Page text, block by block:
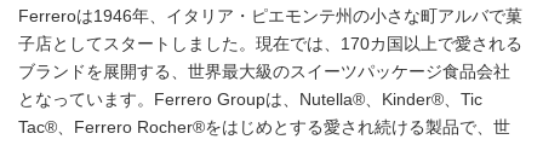
Ferreroは1946年、イタリア・ピエモンテ州の小さな町アルバで菓
子店としてスタートしました。現在では、170カ国以上で愛される
ブランドを展開する、世界最大級のスイーツパッケージ食品会社
となっています。Ferrero Groupは、Nutella®、Kinder®、Tic
Tac®、Ferrero Rocher®をはじめとする愛され続ける製品で、世